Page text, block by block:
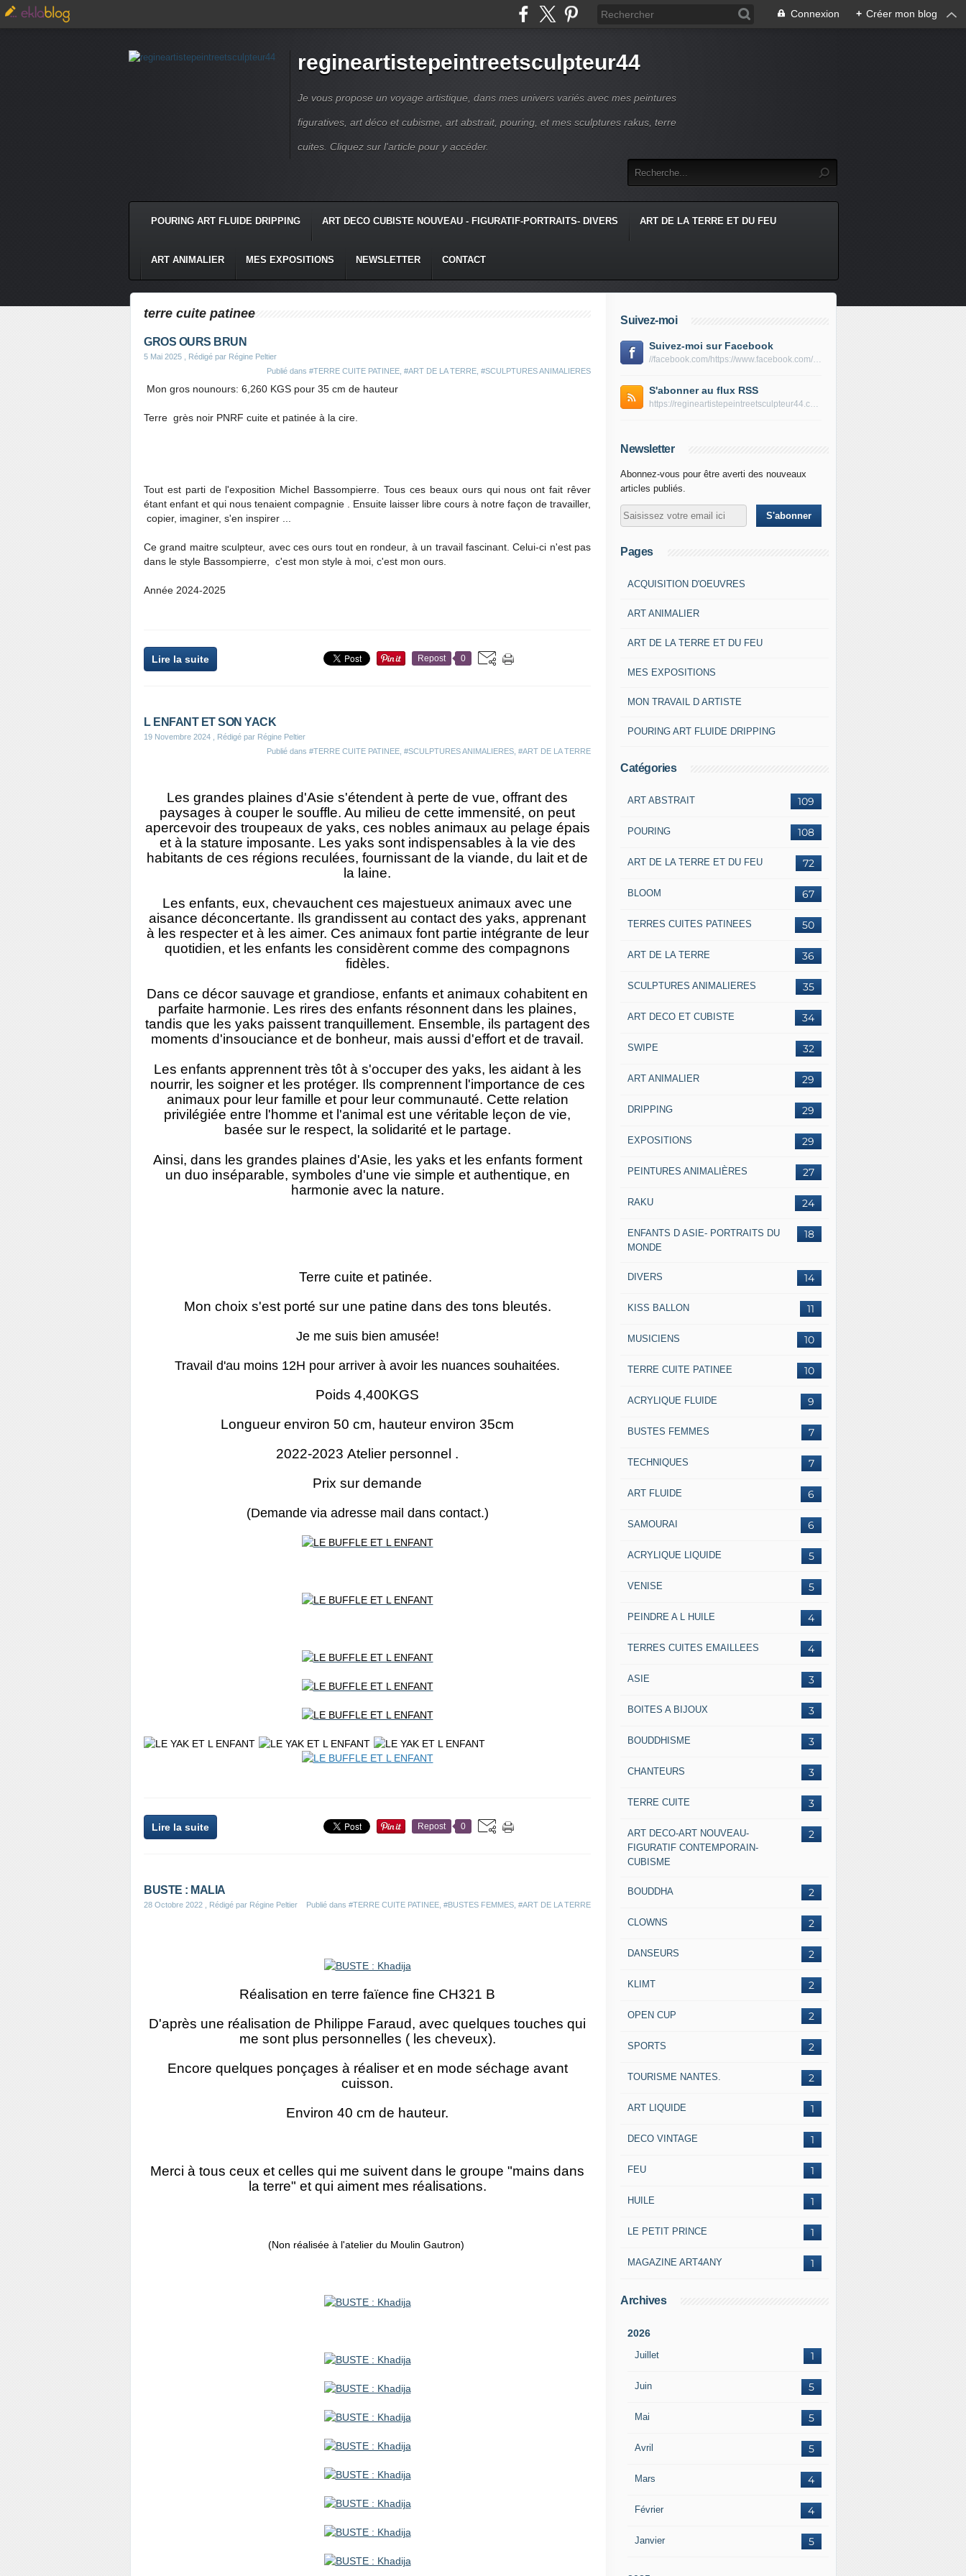
Connexion + Créer mon blog
regineartistepeintreetsculpteur44
Je vous propose un voyage artistique, dans mes univers variés avec mes peintures
figuratives, art déco et cubisme, art abstrait, pouring, et mes sculptures rakus, terre
cuites. Cliquez sur l'article pour y accéder.
POURING ART FLUIDE DRIPPING ART DECO CUBISTE NOUVEAU - FIGURATIF-PORTRAITS- DIVERS ART DE LA TERRE ET DU FEU
ART ANIMALIER MES EXPOSITIONS NEWSLETTER CONTACT
terre cuite patinee
GROS OURS BRUN
5 Mai 2025 , Rédigé par Régine Peltier
Publié dans #TERRE CUITE PATINEE #ART DE LA TERRE #SCULPTURES ANIMALIERES
Mon gros nounours: 6,260 KGS pour 35 cm de hauteur
Terre grès noir PNRF cuite et patinée à la cire.
Tout est parti de l'exposition Michel Bassompierre. Tous ces beaux ours qui nous ont fait rêver
étant enfant et qui nous tenaient compagnie . Ensuite laisser libre cours à notre façon de travailler,
copier, imaginer, s'en inspirer ...
Ce grand maitre sculpteur, avec ces ours tout en rondeur, à un travail fascinant. Celui-ci n'est pas
dans le style Bassompierre, c'est mon style à moi, c'est mon ours.
Année 2024-2025
Lire la suite Repost 0
L ENFANT ET SON YACK
19 Novembre 2024 , Rédigé par Régine Peltier
Publié dans #TERRE CUITE PATINEE #SCULPTURES ANIMALIERES #ART DE LA TERRE
Les grandes plaines d'Asie s'étendent à perte de vue, offrant des
paysages à couper le souffle. Au milieu de cette immensité, on peut
apercevoir des troupeaux de yaks, ces nobles animaux au pelage épais
et à la stature imposante. Les yaks sont indispensables à la vie des
habitants de ces régions reculées, fournissant de la viande, du lait et de
la laine.
Les enfants, eux, chevauchent ces majestueux animaux avec une
aisance déconcertante. Ils grandissent au contact des yaks, apprenant
à les respecter et à les aimer. Ces animaux font partie intégrante de leur
quotidien, et les enfants les considèrent comme des compagnons
fidèles.
Dans ce décor sauvage et grandiose, enfants et animaux cohabitent en
parfaite harmonie. Les rires des enfants résonnent dans les plaines,
tandis que les yaks paissent tranquillement. Ensemble, ils partagent des
moments d'insouciance et de bonheur, mais aussi d'effort et de travail.
Les enfants apprennent très tôt à s'occuper des yaks, les aidant à les
nourrir, les soigner et les protéger. Ils comprennent l'importance de ces
animaux pour leur famille et pour leur communauté. Cette relation
privilégiée entre l'homme et l'animal est une véritable leçon de vie,
basée sur le respect, la solidarité et le partage.
Ainsi, dans les grandes plaines d'Asie, les yaks et les enfants forment
un duo inséparable, symboles d'une vie simple et authentique, en
harmonie avec la nature.
Terre cuite et patinée.
Mon choix s'est porté sur une patine dans des tons bleutés.
Je me suis bien amusée!
Travail d'au moins 12H pour arriver à avoir les nuances souhaitées.
Poids 4,400KGS
Longueur environ 50 cm, hauteur environ 35cm
2022-2023 Atelier personnel .
Prix sur demande
(Demande via adresse mail dans contact.)
Lire la suite Repost 0
BUSTE : MALIA
28 Octobre 2022 , Rédigé par Régine Peltier Publié dans #TERRE CUITE PATINEE #BUSTES FEMMES #ART DE LA TERRE
Réalisation en terre faïence fine CH321 B
D'après une réalisation de Philippe Faraud, avec quelques touches qui
me sont plus personnelles ( les cheveux).
Encore quelques ponçages à réaliser et en mode séchage avant
cuisson.
Environ 40 cm de hauteur.
Merci à tous ceux et celles qui me suivent dans le groupe "mains dans
la terre" et qui aiment mes réalisations.
(Non réalisée à l'atelier du Moulin Gautron)
Suivez-moi
Suivez-moi sur Facebook
//facebook.com/https://www.facebook.com/peltierregine
S'abonner au flux RSS
https://regineartistepeintreetsculpteur44.com/rss
Newsletter
Abonnez-vous pour être averti des nouveaux
articles publiés.
Pages
ACQUISITION D'OEUVRES
ART ANIMALIER
ART DE LA TERRE ET DU FEU
MES EXPOSITIONS
MON TRAVAIL D ARTISTE
POURING ART FLUIDE DRIPPING
Catégories
109
ART ABSTRAIT
108
POURING
72
ART DE LA TERRE ET DU FEU
67
BLOOM
50
TERRES CUITES PATINEES
36
ART DE LA TERRE
35
SCULPTURES ANIMALIERES
34
ART DECO ET CUBISTE
32
SWIPE
29
ART ANIMALIER
29
DRIPPING
29
EXPOSITIONS
27
PEINTURES ANIMALIÈRES
24
RAKU
18
ENFANTS D ASIE- PORTRAITS DU
MONDE
14
DIVERS
11
KISS BALLON
10
MUSICIENS
10
TERRE CUITE PATINEE
9
ACRYLIQUE FLUIDE
7
BUSTES FEMMES
7
TECHNIQUES
6
ART FLUIDE
6
SAMOURAI
5
ACRYLIQUE LIQUIDE
5
VENISE
4
PEINDRE A L HUILE
4
TERRES CUITES EMAILLEES
3
ASIE
3
BOITES A BIJOUX
3
BOUDDHISME
3
CHANTEURS
3
TERRE CUITE
2
ART DECO-ART NOUVEAU-
FIGURATIF CONTEMPORAIN-
CUBISME
2
BOUDDHA
2
CLOWNS
2
DANSEURS
2
KLIMT
2
OPEN CUP
2
SPORTS
2
TOURISME NANTES.
1
ART LIQUIDE
1
DECO VINTAGE
1
FEU
1
HUILE
1
LE PETIT PRINCE
1
MAGAZINE ART4ANY
Archives
2026
Juillet 1
Juin 5
Mai 5
Avril 5
Mars 4
Février 4
Janvier 5